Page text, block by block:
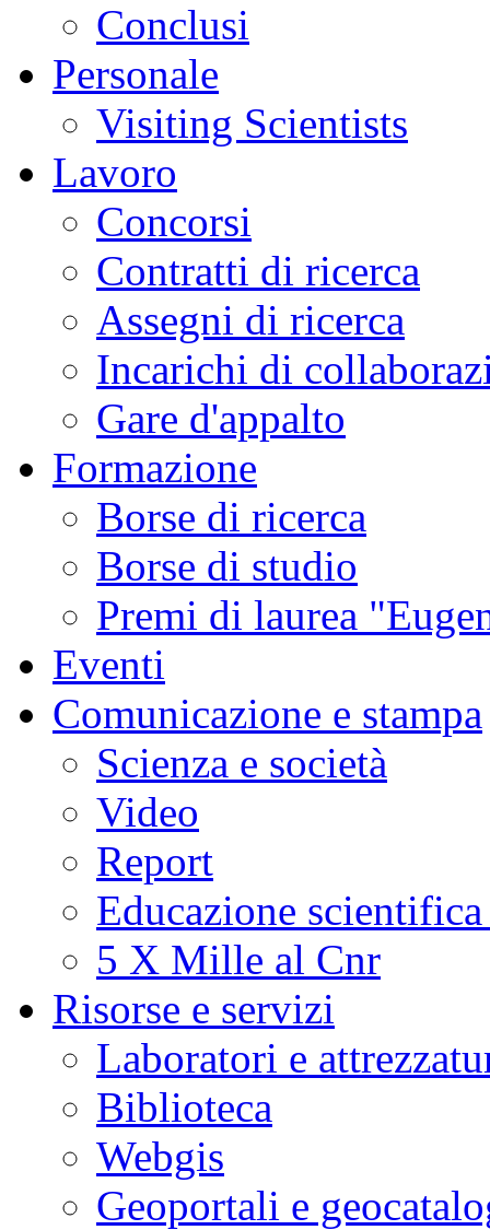
Conclusi
Personale
Visiting Scientists
Lavoro
Concorsi
Contratti di ricerca
Assegni di ricerca
Incarichi di
Gare d'appalto
Formazione
Borse di ricerca
Borse di studio
Premi di laurea
Eventi
Comunicazione e stampa
Scienza e società
Video
Report
Educazione
5 X Mille al Cnr
Risorse e servizi
Laboratori e
Biblioteca
Webgis
Geoportali e